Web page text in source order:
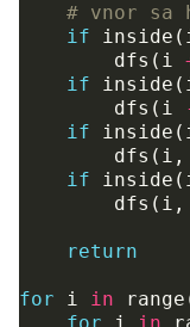
# vnor
if
inside (
dfs ( i
if
inside (
dfs ( i
if
inside (
dfs ( i ,
if
inside (
dfs ( i ,
return
for i in range